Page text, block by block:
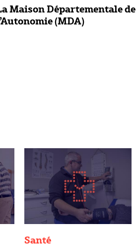
Maison Départementale de
(MDA)
Santé